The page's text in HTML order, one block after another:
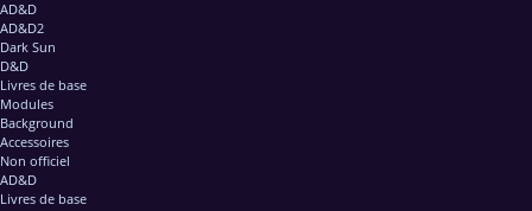
AD&D
AD&D2
Dark Sun
D&D
Livres de base
Modules
Background
Accessoires
Non officiel
AD&D
Livres de base